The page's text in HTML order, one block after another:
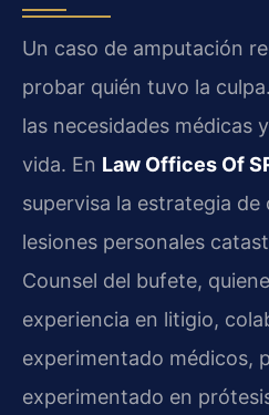
Un caso de amputación
probar quién tuvo la
las necesidades médicas
vida. En Law Offices Of
supervisa la estrategia de
lesiones personales
Counsel del bufete,
experiencia en litigio,
experimentado médicos,
experimentado en